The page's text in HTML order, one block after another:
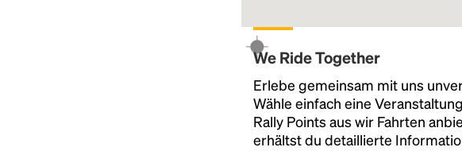
We Ride Together
Erlebe gemeinsam mit uns
Wähle einfach eine
Rally Points aus wir Fahrten
erhältst du detaillierte
dummy text ever since the 1500s, when an
unknown printer took a galley of type and
scrambled it to make a type specimen book. It
has survived not only five centuries, but also
the leap into electronic typesetting, remaining
essentially unchanged.